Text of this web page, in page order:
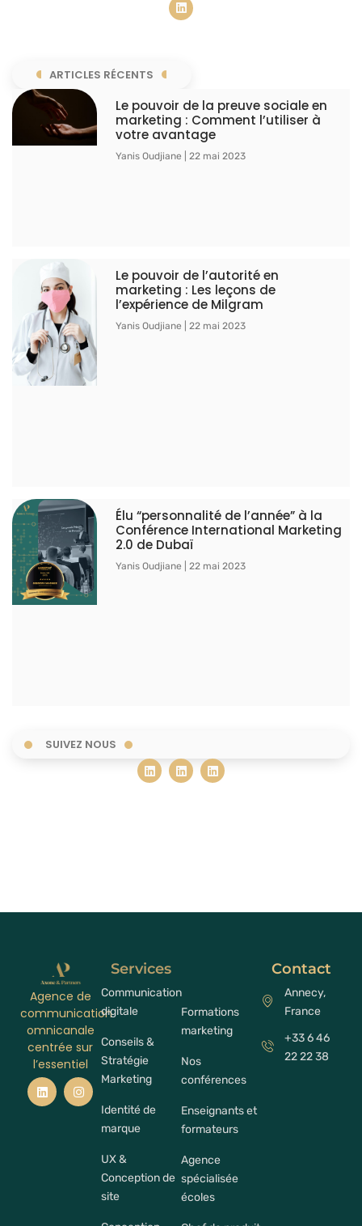
ARTICLES RÉCENTS
Le pouvoir de la preuve sociale en
marketing : Comment l’utiliser à
votre avantage
Yanis Oudjiane 22 mai 2023
Le pouvoir de l’autorité en
marketing : Les leçons de
l’expérience de Milgram
Yanis Oudjiane 22 mai 2023
Élu “personnalité de l’année” à la
Conférence International Marketing
2.0 de Dubaï
Yanis Oudjiane 22 mai 2023
SUIVEZ NOUS
Agence de
communication
omnicanale
centrée sur
l’essentiel
Services
Communication
digitale
Conseils &
Stratégie
Marketing
Identité de
marque
UX &
Conception de
site
Formations
marketing
Nos
conférences
Enseignants et
formateurs
Agence
spécialisée
écoles
Contact
Annecy,
France
+33 6 46
22 22 38